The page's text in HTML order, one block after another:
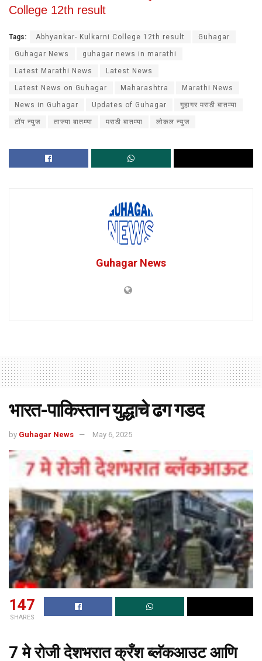
College 12th result
Tags: Abhyankar- Kulkarni College 12th result Guhagar
Guhagar News guhagar news in marathi
Latest Marathi News Latest News
Latest News on Guhagar Maharashtra Marathi News
News in Guhagar Updates of Guhagar गुहागर मराठी बातम्या
टॉप न्युज ताज्या बातम्या मराठी बातम्या लोकल न्युज
Guhagar News
भारत-पाकिस्तान युद्धाचे ढग गडद
by Guhagar News May 6, 2025
147
SHARES
7 मे रोजी देशभरात क्रँश ब्लॅकआउट आणि